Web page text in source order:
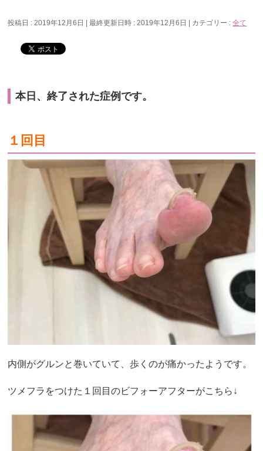
投稿日 : 2019年12月6日 最終更新日時 : 2019年12月6日 カテゴリー :全て
本日、終了された症例です。
１回目
内側がグルンと巻いていて、歩くのが痛かったようです。
ツメフラをつけた１回目のビフォーアフターがこちら↓